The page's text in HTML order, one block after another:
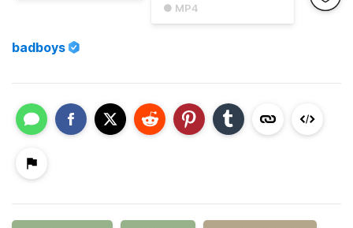
● MP4
badboys